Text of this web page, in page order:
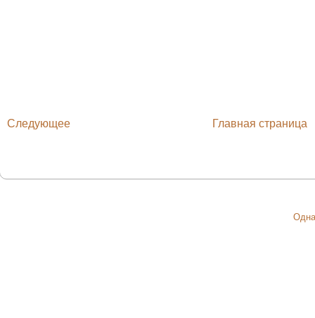
Следующее Главная страница